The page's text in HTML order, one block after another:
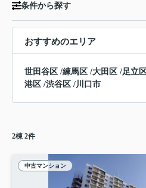
条件から探す
おすすめのエリア
世田谷区 /練馬区 /大田区 /足立
港区 /渋谷区 /川口市
2棟 2件
中古マンション